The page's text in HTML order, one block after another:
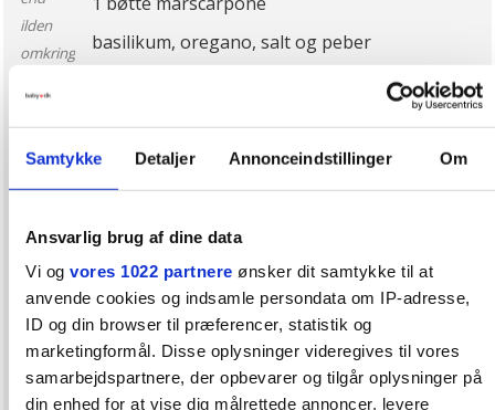
Samtykke Detaljer Annonceindstillinger Om
Ansvarlig brug af dine data
Vi og vores 1022 partnere ønsker dit samtykke til at
anvende cookies og indsamle persondata om IP-adresse,
ID og din browser til præferencer, statistik og
marketingformål. Disse oplysninger videregives til vores
samarbejdspartnere, der opbevarer og tilgår oplysninger på
din enhed for at vise dig målrettede annoncer, levere
ilden
omkring
basilikum, oregano, salt og peber
Champignoner skæres i skiver eller stykker,
steges i gryden og tages fra. Løg og hvidløg hakkes
fint og steges klare. Champignoner, pesto og
marscarpone samt krydderier tilsættes. Når
cherrytomater.
Det simrer, mens pastaen koger.
Vi tilsætter nogle gange røde linser til saucen, hvis der
er brug for mere protein. Den er alle herhjemme vilde
med.
Vi er også glade for lasagne med røde linser,